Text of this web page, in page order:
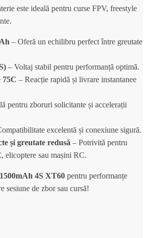
este ideală pentru curse FPV, freestyle
– Oferă un echilibru perfect între greutate
– Voltaj stabil pentru performanță optimă.
75C – Reacție rapidă și livrare instantanee
pentru zboruri solicitante și accelerații
excelentă și conexiune sigură.
și greutate redusă – Potrivită pentru
elicoptere sau mașini RC.
4S XT60 pentru performanțe
sesiune de zbor sau cursă!